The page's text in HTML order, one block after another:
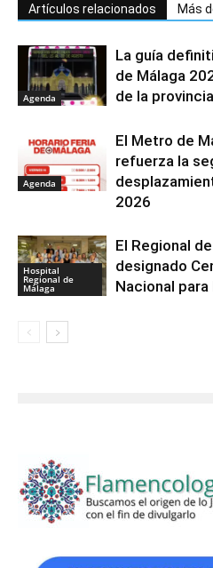
Artículos relacionados Más
Agenda
La guía
de Málaga
de la provincia
Agenda
El Metro de
refuerza la
2026
Hospital
Regional de
Málaga
El Regional
designado
Nacional